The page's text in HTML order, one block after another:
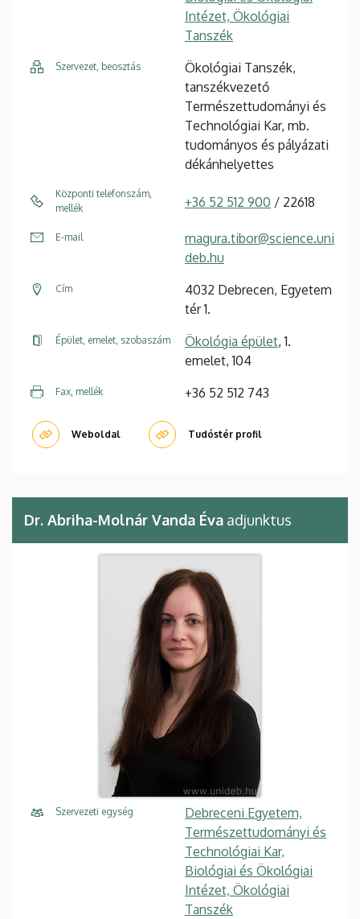
Intézet, Ökológiai
Tanszék
Szervezet, beosztás
Ökológiai Tanszék,
tanszékvezető
Természettudományi és
Technológiai Kar, mb.
tudományos és pályázati
dékánhelyettes
Központi telefonszám,
mellék
+36 52 512 900 / 22618
E-mail
magura.tibor@science.uni
deb.hu
Cím
4032 Debrecen, Egyetem
tér 1.
Épület, emelet, szobaszám Ökológia épület, 1.
emelet, 104
Fax, mellék +36 52 512 743
Weboldal Tudóstér profil
Dr. Abriha-Molnár Vanda Éva adjunktus
Szervezeti egység
Debreceni Egyetem,
Természettudományi és
Technológiai Kar,
Biológiai és Ökológiai
Intézet, Ökológiai
Tanszék